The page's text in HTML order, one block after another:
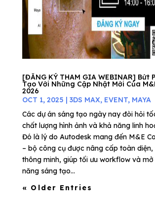
[ĐĂNG KÝ THAM GIA WEBINAR] Bứt
Tạo Với Những Cập Nhật Mới Của
2026
OCT 1, 2025 | 3DS MAX, EVENT, MAYA
Các dự án sáng tạo ngày nay đòi hỏi
chất lượng hình ảnh và khả năng linh
Đó là lý do Autodesk mang đến M&E
– bộ công cụ được nâng cấp toàn
thông minh, giúp tối ưu workflow và
năng sáng tạo...
« Older Entries